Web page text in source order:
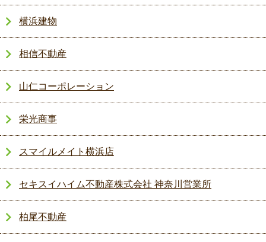
横浜建物
相信不動産
山仁コーポレーション
栄光商事
スマイルメイト横浜店
セキスイハイム不動産株式会社 神奈川営業所
柏尾不動産